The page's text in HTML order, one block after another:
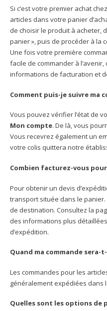
Si c’est votre premier achat
articles dans votre panier
de choisir le produit à acheter,
panier », puis de procéder à la
Une fois votre première
facile de commander à
informations de facturation et
Comment puis-je suivre ma
Vous pouvez vérifier l’état de
Mon compte. De là, vous
Vous recevrez également un
votre colis quittera notre
Combien facturez-vous
Pour obtenir un devis
transport située dans le
de destination. Consultez la
des informations plus
d’expédition.
Quand ma commande sera-
Les commandes pour les
généralement expédiées dans
Quelles sont les options de